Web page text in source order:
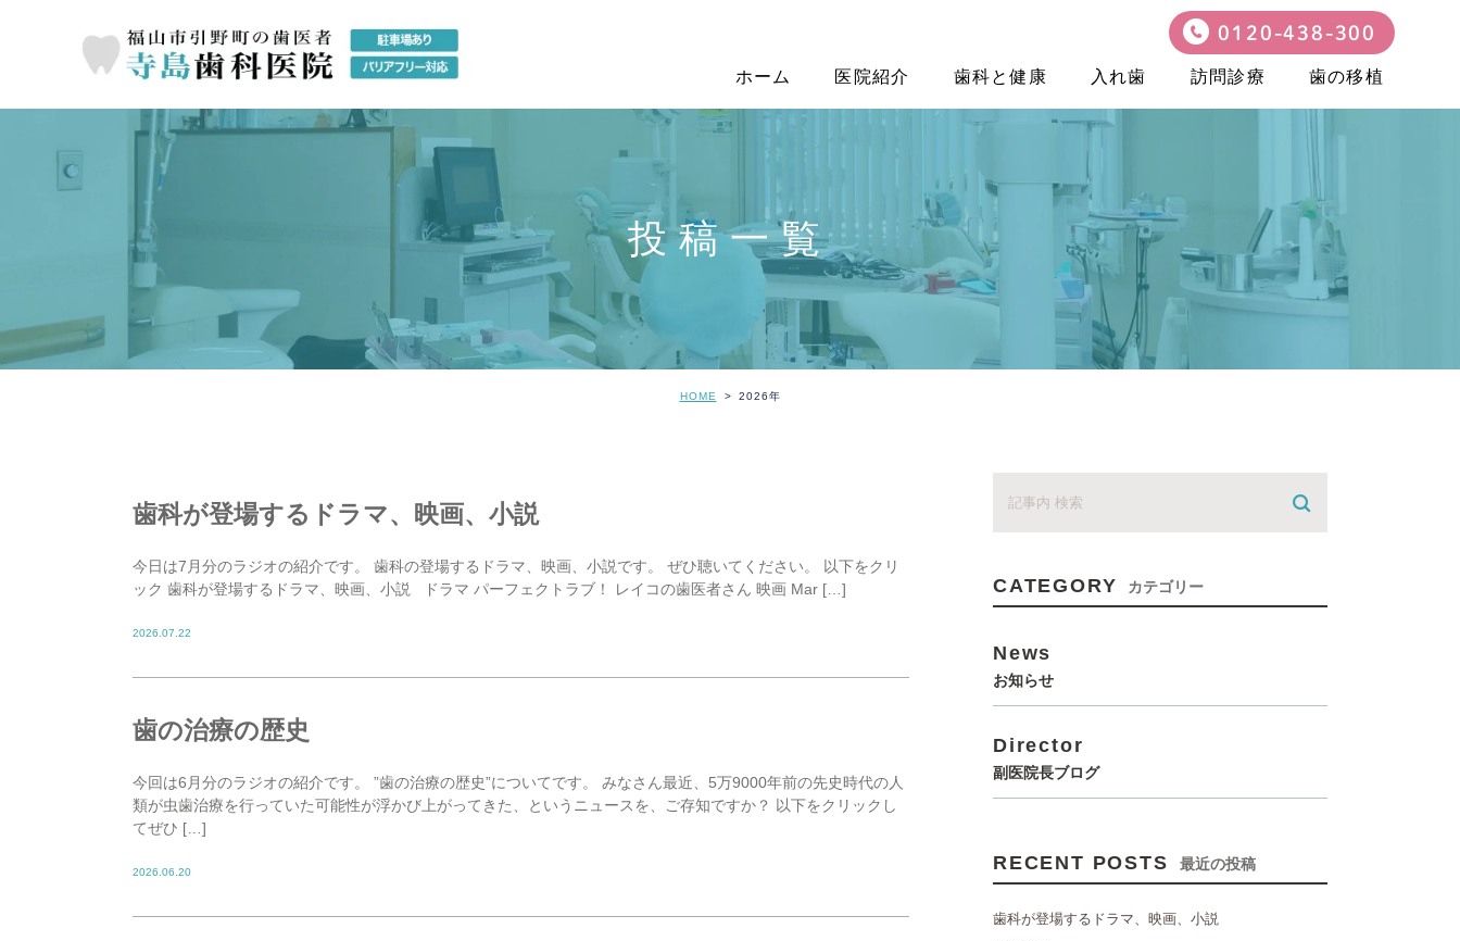
0120-438-300
ホーム 医院紹介 歯科と健康 入れ歯 訪問診療 歯の移植
投稿一覧
HOME 2026年
歯科が登場するドラマ、映画、小説
今日は7月分のラジオの紹介です。 歯科の登場するドラマ、映画、小説です。 ぜひ聴いてください。 以下をクリ
ック 歯科が登場するドラマ、映画、小説 ドラマ パーフェクトラブ！ レイコの歯医者さん 映画 Mar […]
2026.07.22
歯の治療の歴史
今回は6月分のラジオの紹介です。 ”歯の治療の歴史”についてです。 みなさん最近、5万9000年前の先史時代の人
類が虫歯治療を行っていた可能性が浮かび上がってきた、というニュースを、ご存知ですか？ 以下をクリックし
てぜひ […]
2026.06.20
CATEGORY カテゴリー
News
お知らせ
Director
副医院長ブログ
RECENT POSTS 最近の投稿
歯科が登場するドラマ、映画、小説